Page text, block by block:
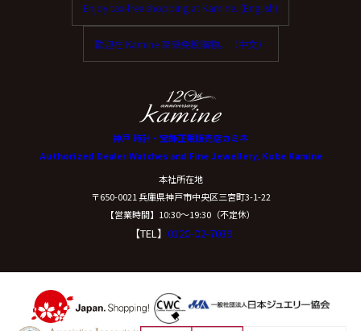
Enjoy tax-free shopping at Kamine. (English)
歡迎在 Kamine 享受免稅購物。（中文）
神戸 時計・宝飾正規販売店カミネ
Authorized Dealer Watches and Fine Jewellery, Kobe Kamine
本社所在地
〒650-0021 兵庫県神戸市中央区三宮町3-1-22
【営業時間】10:30〜19:30（不定休）
【TEL】 0120-02-7039